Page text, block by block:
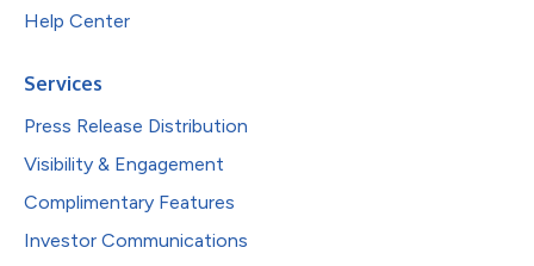
Help Center
Services
Press Release Distribution
Visibility & Engagement
Complimentary Features
Investor Communications